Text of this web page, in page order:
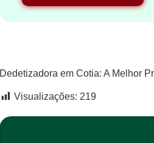
Dedetizadora em Cotia: A Melhor
Visualizações: 219